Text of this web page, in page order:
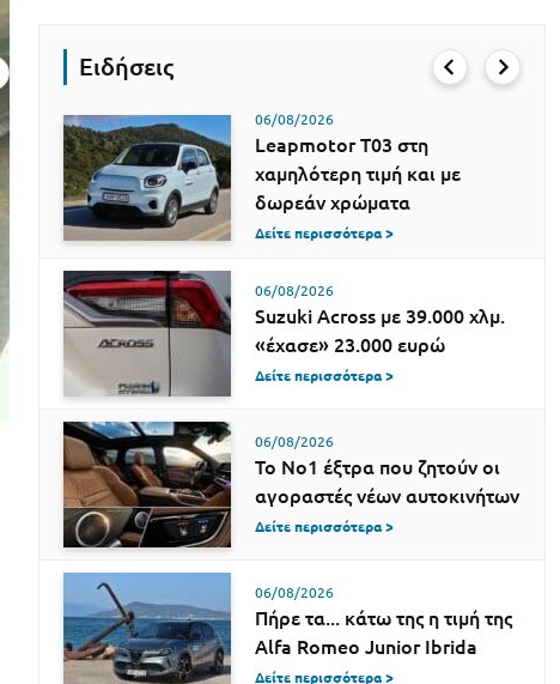
Ειδήσεις
06/08/2026
Leapmotor T03 στη
χαμηλότερη τιμή και με
δωρεάν χρώματα
Δείτε περισσότερα >
06/08/2026
Suzuki Across με 39.000 χλμ.
«έχασε» 23.000 ευρώ
Δείτε περισσότερα >
06/08/2026
Το Νο1 έξτρα που ζητούν οι
αγοραστές νέων αυτοκινήτων
Δείτε περισσότερα >
06/08/2026
Πήρε τα... κάτω της η τιμή της
Alfa Romeo Junior Ibrida
Δείτε περισσότερα >